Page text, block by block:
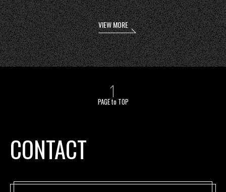
VIEW MORE
PAGE to TOP
CONTACT